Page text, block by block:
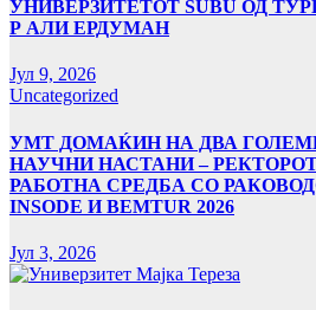
УНИВЕРЗИТЕТОТ SUBÜ ОД
Р АЛИ ЕРДУМАН
Јул 9, 2026
Uncategorized
УMТ ДОМАЌИН НА ДВА
НАУЧНИ НАСТАНИ –
РАБОТНА СРЕДБА СО
INSODE И BEMTUR 2026
Јул 3, 2026